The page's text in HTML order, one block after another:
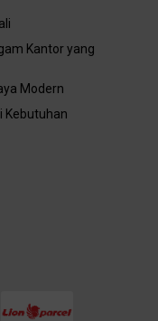
Kantor yang
Modern
Kebutuhan